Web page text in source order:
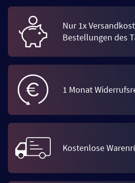
Nur 1x
Bestellungen des
1 Monat
Kostenlose